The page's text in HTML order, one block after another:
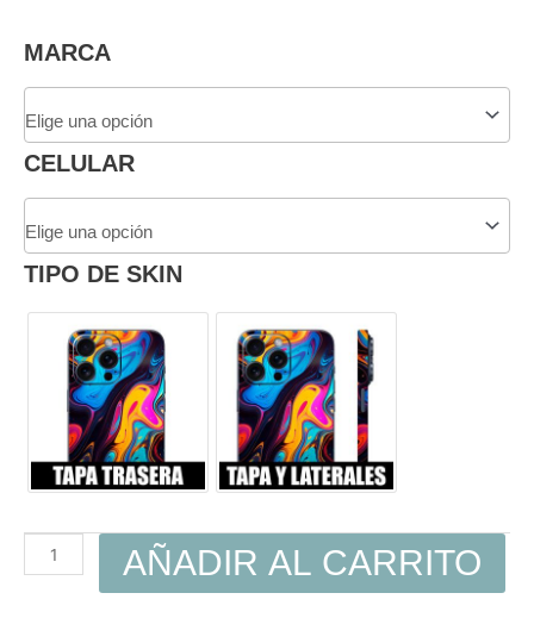
MARCA
CELULAR
TIPO DE SKIN
Skin
Cráneo
y
Para
Celular
cantidad
AÑADIR AL CARRITO